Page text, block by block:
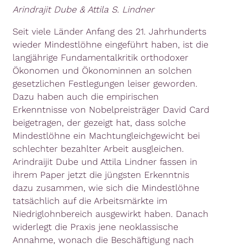
Arindrajit Dube & Attila S. Lindner
Seit viele Länder Anfang des 21. Jahrhunderts
wieder Mindestlöhne eingeführt haben, ist die
langjährige Fundamentalkritik orthodoxer
Ökonomen und Ökonominnen an solchen
gesetzlichen Festlegungen leiser geworden.
Dazu haben auch die empirischen
Erkenntnisse von Nobelpreisträger David Card
beigetragen, der gezeigt hat, dass solche
Mindestlöhne ein Machtungleichgewicht bei
schlechter bezahlter Arbeit ausgleichen.
Arindraijit Dube und Attila Lindner fassen in
ihrem Paper jetzt die jüngsten Erkenntnis
dazu zusammen, wie sich die Mindestlöhne
tatsächlich auf die Arbeitsmärkte im
Niedriglohnbereich ausgewirkt haben. Danach
widerlegt die Praxis jene neoklassische
Annahme, wonach die Beschäftigung nach